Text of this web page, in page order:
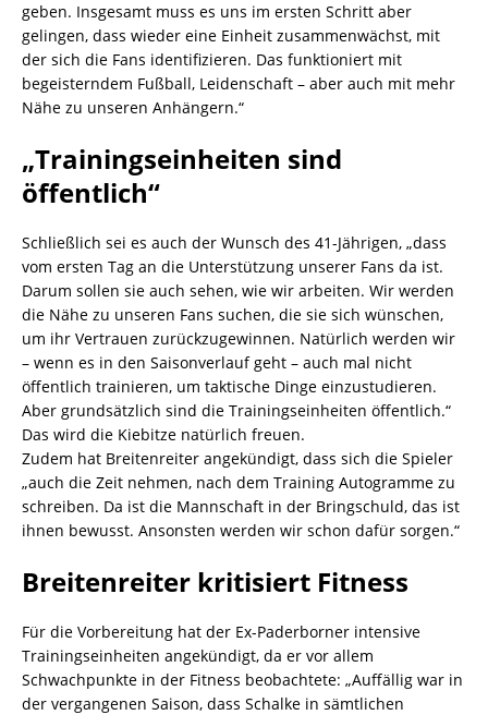
geben. Insgesamt muss es uns im ersten Schritt aber
gelingen, dass wieder eine Einheit zusammenwächst, mit
der sich die Fans identifizieren. Das funktioniert mit
begeisterndem Fußball, Leidenschaft – aber auch mit mehr
Nähe zu unseren Anhängern.“
„Trainingseinheiten sind
öffentlich“
Schließlich sei es auch der Wunsch des 41-Jährigen, „dass
vom ersten Tag an die Unterstützung unserer Fans da ist.
Darum sollen sie auch sehen, wie wir arbeiten. Wir werden
die Nähe zu unseren Fans suchen, die sie sich wünschen,
um ihr Vertrauen zurückzugewinnen. Natürlich werden wir
– wenn es in den Saisonverlauf geht – auch mal nicht
öffentlich trainieren, um taktische Dinge einzustudieren.
Aber grundsätzlich sind die Trainingseinheiten öffentlich.“
Das wird die Kiebitze natürlich freuen.
Zudem hat Breitenreiter angekündigt, dass sich die Spieler
„auch die Zeit nehmen, nach dem Training Autogramme zu
schreiben. Da ist die Mannschaft in der Bringschuld, das ist
ihnen bewusst. Ansonsten werden wir schon dafür sorgen.“
Breitenreiter kritisiert Fitness
Für die Vorbereitung hat der Ex-Paderborner intensive
Trainingseinheiten angekündigt, da er vor allem
Schwachpunkte in der Fitness beobachtete: „Auffällig war in
der vergangenen Saison, dass Schalke in sämtlichen